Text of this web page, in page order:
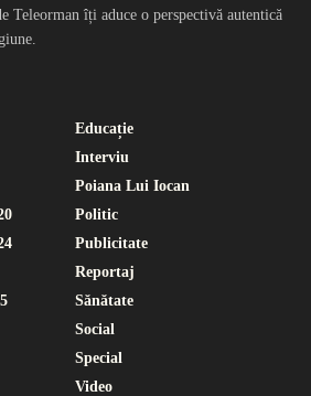
Teleorman îți aduce o perspectivă autentică
Educație
Interviu
Poiana Lui Iocan
Politic
Publicitate
Reportaj
Sănătate
Social
Special
Video